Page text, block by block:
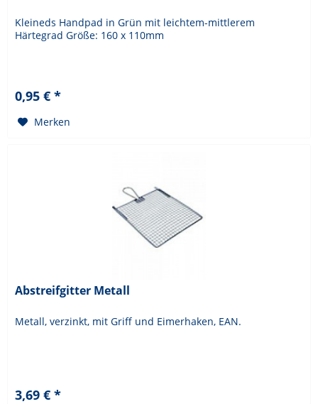
Kleineds Handpad in Grün mit leichtem-mittlerem
Härtegrad Größe: 160 x 110mm
0,95 € *
Merken
Abstreifgitter Metall
Metall, verzinkt, mit Griff und Eimerhaken, EAN.
3,69 € *